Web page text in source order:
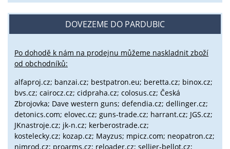
DOVEZEME DO PARDUBIC
Po dohodě k nám na prodejnu můžeme naskladnit zboží
od obchodníků:
alfaproj.cz; banzai.cz; bestpatron.eu; beretta.cz; binox.cz;
bvs.cz; cairocz.cz; cidpraha.cz; colosus.cz; Česká
Zbrojovka; Dave western guns; defendia.cz; dellinger.cz;
detonics.com; elovec.cz; guns-trade.cz; harrant.cz; JGS.cz;
JKnastroje.cz; jk-n.cz; kerberostrade.cz;
kostelecky.cz; kozap.cz; Mayzus; mpicz.com; neopatron.cz;
nimrod.cz; proarms.cz; reloader.cz; sellier-bellot.cz;